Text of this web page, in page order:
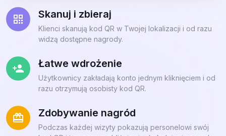
Skanuj i zbieraj
Klienci skanują kod QR w Twojej lokalizacji i od razu
widzą dostępne nagrody.
Łatwe wdrożenie
Użytkownicy zakładają konto jednym kliknięciem i od
razu otrzymują osobisty kod QR.
Zdobywanie nagród
Podczas każdej wizyty pokazują personelowi swój